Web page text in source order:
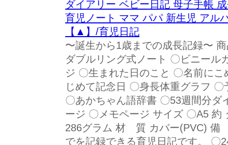
ダイアリー ベビー日記 母子手帳
育児ノート ママ パパ 新生児 アル
【▲】/育児日記
〜誕生から1歳までの成長記録〜
ダブルリング式ノート 〇ビニール
ジ 〇生まれた日のこと 〇名前に
じめて記念日 〇身長体重グラフ
〇あかちゃん語辞書 〇53週間分ダ
ージ 〇メモページ サイズ 〇A5
286グラム 材 質 カバー(PVC) 備
でを記録できる育児日記です。 〇